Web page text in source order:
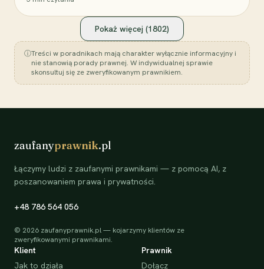
Pokaż więcej (1802)
ⓘTreści w poradnikach mają charakter wyłącznie informacyjny i
nie stanowią porady prawnej. W indywidualnej sprawie
skonsultuj się ze zweryfikowanym prawnikiem.
zaufanyprawnik.pl
Łączymy ludzi z zaufanymi prawnikami — z pomocą AI, z
poszanowaniem prawa i prywatności.
+48 786 564 056
© 2026 zaufanyprawnik.pl — kojarzymy klientów ze
zweryfikowanymi prawnikami.
Klient
Jak to działa
Prawnik
Dołącz